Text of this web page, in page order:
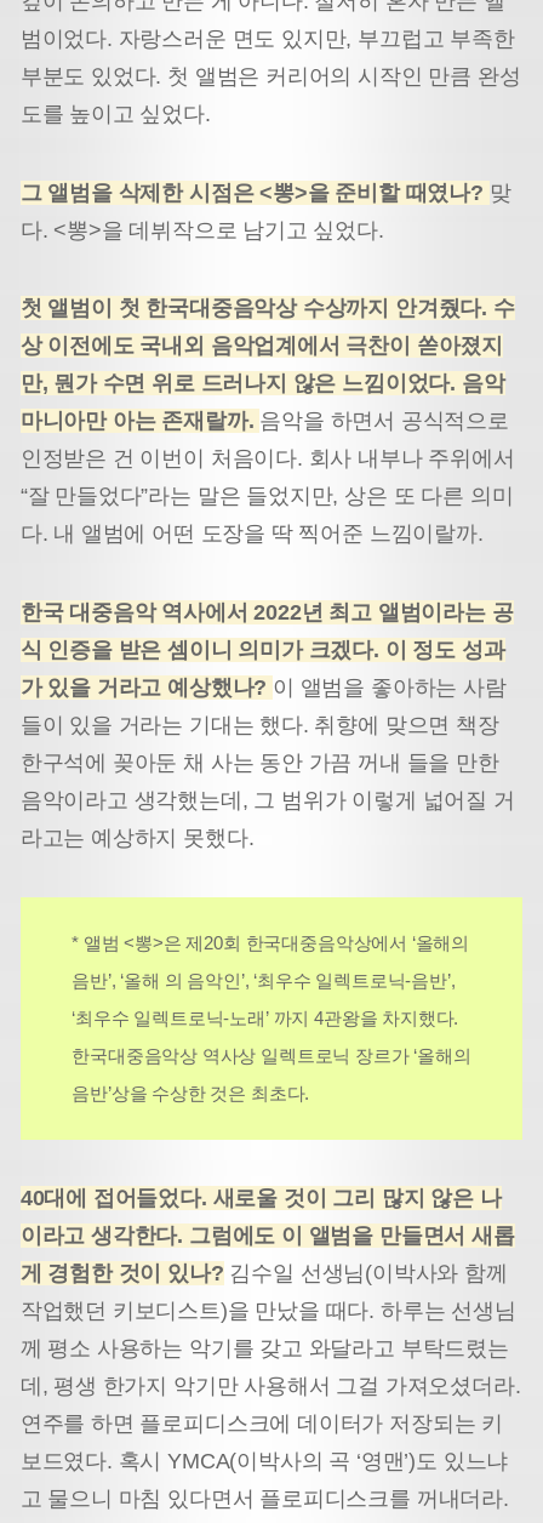
범이었다. 자랑스러운 면도 있지만, 부끄럽고 부족한
부분도 있었다. 첫 앨범은 커리어의 시작인 만큼 완성
도를 높이고 싶었다.
그 앨범을 삭제한 시점은 <뽕>을 준비할 때였나? 맞
다. <뽕>을 데뷔작으로 남기고 싶었다.
첫 앨범이 첫 한국대중음악상 수상까지 안겨줬다. 수
상 이전에도 국내외 음악업계에서 극찬이 쏟아졌지
만, 뭔가 수면 위로 드러나지 않은 느낌이었다. 음악
마니아만 아는 존재랄까. 음악을 하면서 공식적으로
인정받은 건 이번이 처음이다. 회사 내부나 주위에서
“잘 만들었다”라는 말은 들었지만, 상은 또 다른 의미
다. 내 앨범에 어떤 도장을 딱 찍어준 느낌이랄까.
한국 대중음악 역사에서 2022년 최고 앨범이라는 공
식 인증을 받은 셈이니 의미가 크겠다. 이 정도 성과
가 있을 거라고 예상했나? 이 앨범을 좋아하는 사람
들이 있을 거라는 기대는 했다. 취향에 맞으면 책장
한구석에 꽂아둔 채 사는 동안 가끔 꺼내 들을 만한
음악이라고 생각했는데, 그 범위가 이렇게 넓어질 거
라고는 예상하지 못했다.
* 앨범 <뽕>은 제20회 한국대중음악상에서 ‘올해의
음반’, ‘올해 의 음악인’, ‘최우수 일렉트로닉-음반’,
‘최우수 일렉트로닉-노래’ 까지 4관왕을 차지했다.
한국대중음악상 역사상 일렉트로닉 장르가 ‘올해의
음반’상을 수상한 것은 최초다.
40대에 접어들었다. 새로울 것이 그리 많지 않은 나
이라고 생각한다. 그럼에도 이 앨범을 만들면서 새롭
게 경험한 것이 있나? 김수일 선생님(이박사와 함께
작업했던 키보디스트)을 만났을 때다. 하루는 선생님
께 평소 사용하는 악기를 갖고 와달라고 부탁드렸는
데, 평생 한가지 악기만 사용해서 그걸 가져오셨더라.
연주를 하면 플로피디스크에 데이터가 저장되는 키
보드였다. 혹시 YMCA(이박사의 곡 ‘영맨’)도 있느냐
고 물으니 마침 있다면서 플로피디스크를 꺼내더라.